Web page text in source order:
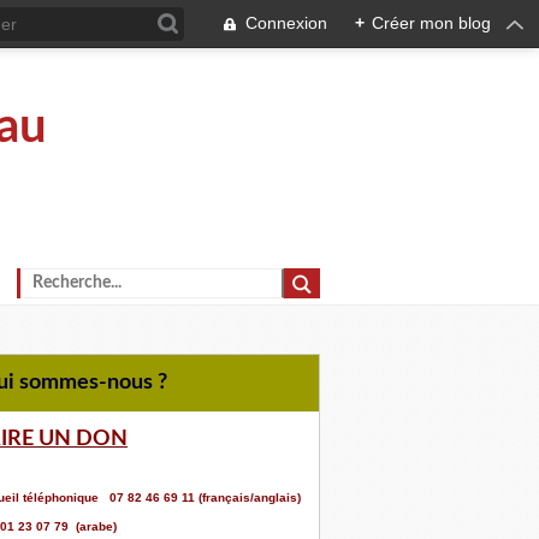
Connexion + Créer mon blog
sommes-nous ?
UN DON
téléphonique 07 82 46 69 11 (français/anglais)
23 07 79 (arabe)